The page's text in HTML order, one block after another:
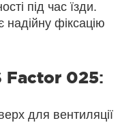
під час їзди.
надійну фіксацію
Factor 025:
для вентиляції